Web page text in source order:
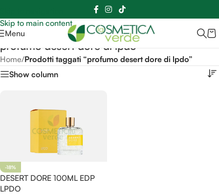
Skip to main content
Sei hai domande contattaci 📲3341056025 - 3886572748
Menu
profumo desert dore di lpdo
Home/Prodotti taggati “profumo desert dore di lpdo”
Show column
-18%
DESERT DORE 100ML EDP
LPDO